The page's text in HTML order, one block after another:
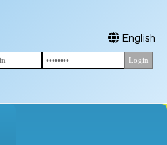
English